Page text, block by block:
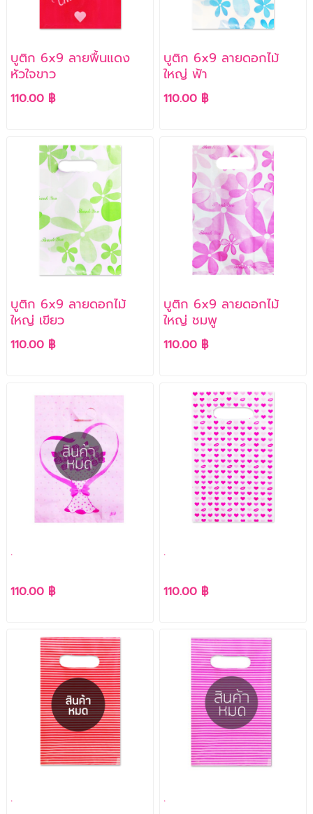
บูติก 6x9 ลายพื้นแดง
หัวใจขาว
110.00 ฿
บูติก 6x9 ลายดอกไม้
ใหญ่ ฟ้า
110.00 ฿
บูติก 6x9 ลายดอกไม้
ใหญ่ เขียว
110.00 ฿
บูติก 6x9 ลายดอกไม้
ใหญ่ ชมพู
110.00 ฿
.
110.00 ฿
.
110.00 ฿
. .